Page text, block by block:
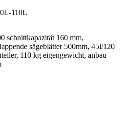
110L
schnittkapazität 160 mm,
sägeblätter 500mm, 45l/120
110 kg eigengewicht, anbau